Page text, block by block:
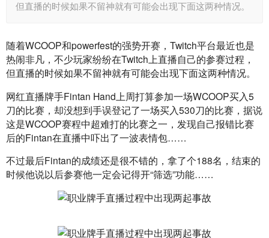
但直播的时候如果不留神就有可能会出现下面这两种情况。
随着WCOOP和powerfest的强势开赛，Twitch平台最近也是
热闹非凡，不少玩家纷纷在Twitch上直播自己的参赛过程，
但直播的时候如果不留神就有可能会出现下面这两种情况。
网红直播牌手Fintan Hand上周打算参加一场WCOOP买入5
刀的比赛，却没想到手误登记了一场买入530刀的比赛，据说
这是WCOOP赛程中超难打的比赛之一，发现自己报错比赛
后的Fintan在直播中吓出了一波表情包……
不过最后Fintan的成绩还是很不错的，拿了个188名，结束的
时候他说以后参赛他一定会记得开“筛选”功能……